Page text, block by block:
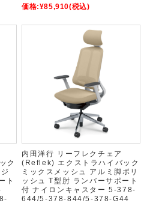
価格:¥85,910(税込)
ク
ト
内田洋行 リーフレクチェア
(Reflek) エクストラハイバック
ミックスメッシュ アルミ脚ポリ
ッシュ T型肘 ランバーサポート
付 ナイロンキャスター 5-378-
644/5-378-844/5-378-G44